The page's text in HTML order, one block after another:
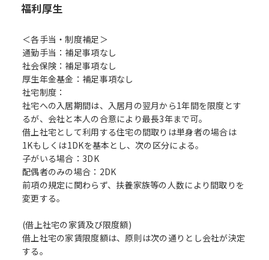
福利厚生
＜各手当・制度補足＞
通勤手当：補足事項なし
社会保険：補足事項なし
厚生年金基金：補足事項なし
社宅制度：
社宅への入居期間は、入居月の翌月から1年間を限度とす
るが、会社と本人の合意により最長3年まで可。
借上社宅として利用する住宅の間取りは単身者の場合は
1Kもしくは1DKを基本とし、次の区分による。
子がいる場合：3DK
配偶者のみの場合：2DK
前項の規定に関わらず、扶養家族等の人数により間取りを
変更する。
(借上社宅の家賃及び限度額)
借上社宅の家賃限度額は、原則は次の通りとし会社が決定
する。